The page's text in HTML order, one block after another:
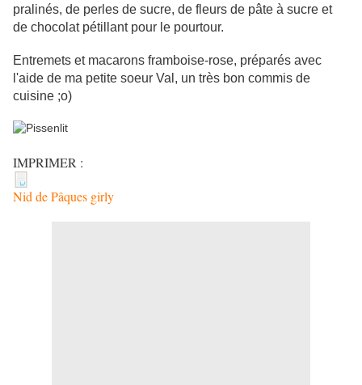
pralinés, de perles de sucre, de fleurs de pâte à sucre et
de chocolat pétillant pour le pourtour.
Entremets et macarons framboise-rose, préparés avec
l'aide de ma petite soeur Val, un très bon commis de
cuisine ;o)
IMPRIMER :
Nid de Pâques girly